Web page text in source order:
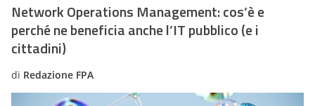
Network Operations Management: cos’è e
perché ne beneficia anche l’IT pubblico (e i
cittadini)
di Redazione FPA